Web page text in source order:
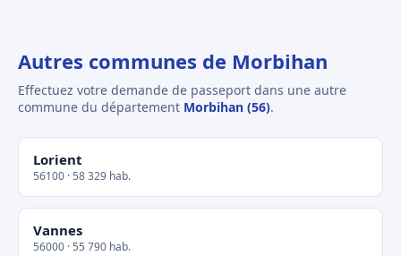
Autres communes de Morbihan
Effectuez votre demande de passeport dans une autre
commune du département Morbihan (56).
Lorient
56100 · 58 329 hab.
Vannes
56000 · 55 790 hab.